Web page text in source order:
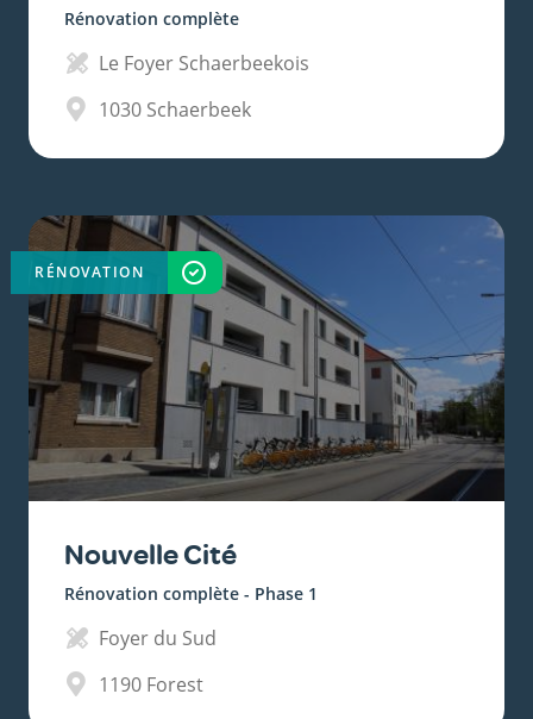
Rénovation complète
Le Foyer Schaerbeekois
1030 Schaerbeek
Nouvelle Cité
Rénovation complète - Phase 1
Foyer du Sud
1190 Forest
RÉNOVATION TERMINÉ